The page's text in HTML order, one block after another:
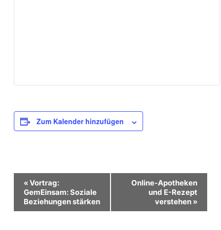
Zum Kalender hinzufügen
Veranstaltung-
Navigation
«Vortrag:
GemEinsam: Soziale
Beziehungen stärken
Online-Apotheken
und E-Rezept
verstehen »